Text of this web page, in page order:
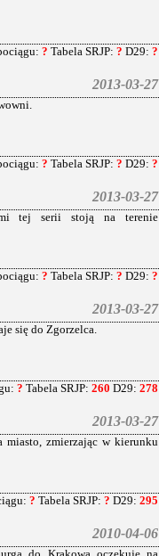
? Tabela SRJP: ? D29: ?
2013-03-27
? Tabela SRJP: ? D29: ?
2013-03-27
tej serii stoją na terenie
? Tabela SRJP: ? D29: ?
2013-03-27
się do Zgorzelca.
? Tabela SRJP: 260 D29: 278
2013-03-27
miasto, zmierzając w kierunku
? Tabela SRJP: ? D29: 295
2010-04-06